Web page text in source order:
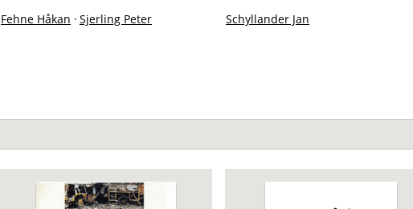
Fehne Håkan · Sjerling Peter Schyllander Jan